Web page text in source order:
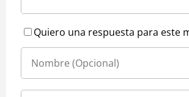
Quiero una respuesta para este